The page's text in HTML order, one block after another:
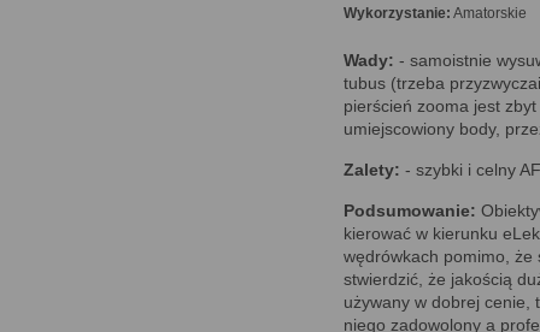
Wykorzystanie: Amatorskie
Wady: - samoistnie
tubus (trzeba
pierścień zooma jest
umiejscowiony body,
Zalety: - szybki i celny
Podsumowanie:
kierować w kierunku
wędrówkach pomimo, że
stwierdzić, że jakością
używany w dobrej cenie,
niego zadowolony a